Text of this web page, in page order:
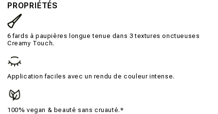
PROPRIÉTÉS
6 fards à paupières longue tenue dans 3 textures onctueuses
Creamy Touch.
Application faciles avec un rendu de couleur intense.
100% vegan & beauté sans cruauté.*